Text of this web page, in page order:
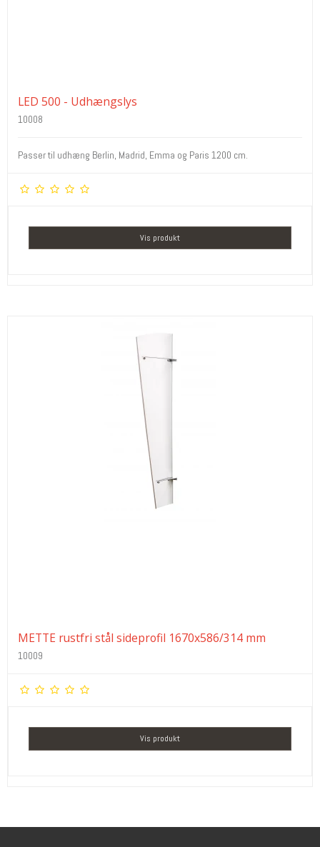
LED 500 - Udhængslys
10008
Passer til udhæng Berlin, Madrid, Emma og Paris 1200 cm.
Vis produkt
METTE rustfri stål sideprofil 1670x586/314 mm
10009
Vis produkt